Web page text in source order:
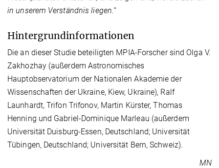
in unserem Verständnis liegen.“
Hintergrundinformationen
Die an dieser Studie beteiligten MPIA-Forscher sind Olga V.
Zakhozhay (außerdem Astronomisches
Hauptobservatorium der Nationalen Akademie der
Wissenschaften der Ukraine, Kiew, Ukraine), Ralf
Launhardt, Trifon Trifonov, Martin Kürster, Thomas
Henning und Gabriel-Dominique Marleau (außerdem
Universität Duisburg-Essen, Deutschland; Universität
Tübingen, Deutschland; Universität Bern, Schweiz).
MN